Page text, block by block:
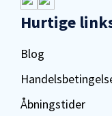
Hurtige
Blog
Åbningstider